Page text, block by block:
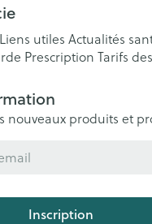
Liens utiles Actualités
Prescription Tarifs
nouveaux produits et
Inscription